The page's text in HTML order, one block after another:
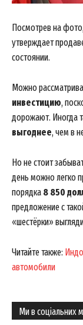
Contact us
My account
Посмотрев на
утверждает
состоянии.
Можно
инвестицию,
дорожают. Иногда
выгоднее, чем в
Но не стоит
день можно легко
порядка 8 850
предложение с
«шестёрки»
Читайте также:
автомобили
Ми в соціальних